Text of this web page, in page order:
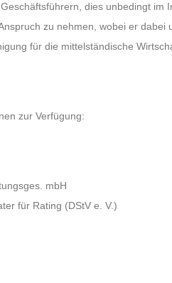
dies unbedingt im
zu nehmen, wobei er dabei
für die mittelständische
zur Verfügung:
mbH
für Rating (DStV e. V.)